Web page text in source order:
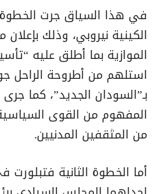
في هذا السياق جرت
الكينية نيروبي، وذلك
الموازية بما أطلق عليه
استلهم من أطروحة الراحل
بـ”السودان الجديد”، كما
المفهوم من القوى
من المثقفين المدنيين.
أما الخطوة الثانية